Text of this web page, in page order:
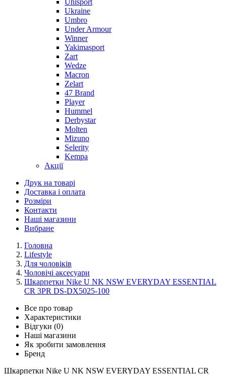
Uhlsport
Ukraine
Umbro
Under Armour
Winner
Yakimasport
Zart
Wedze
Macron
Zelart
47 Brand
Player
Hummel
Derbystar
Molten
Mizuno
Selerity
Kempa
Акції
Друк на товарі
Доставка і оплата
Розміри
Контакти
Наші магазини
Вибране
Головна
Lifestyle
Для чоловіків
Чоловічі аксесуари
Шкарпетки Nike U NK NSW EVERYDAY ESSENTIAL
CR 3PR DS-DX5025-100
Все про товар
Характеристики
Відгуки (0)
Наші магазини
Як зробити замовлення
Бренд
Шкарпетки Nike U NK NSW EVERYDAY ESSENTIAL CR